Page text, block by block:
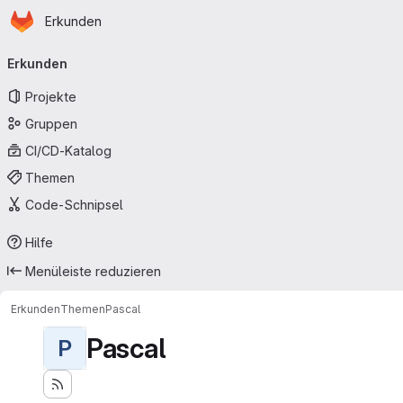
Zum Hauptinhalt springen
StartseiteErkunden
Erkunden
Projekte
Gruppen
CI/CD-Katalog
Themen
Code-Schnipsel
Hilfe
Menüleiste reduzieren
ErkundenThemenPascal
P Pascal